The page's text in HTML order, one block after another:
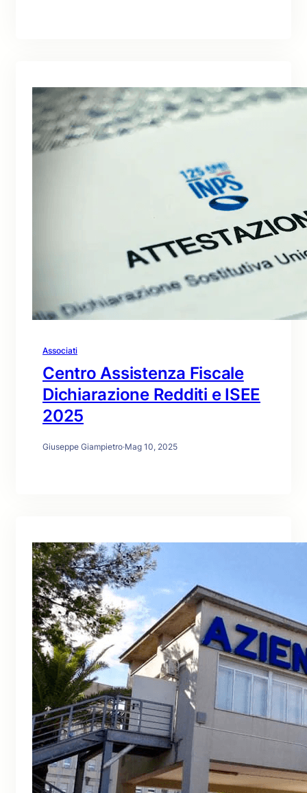
Associati
Centro Assistenza Fiscale
Dichiarazione Redditi e ISEE
2025
Giuseppe Giampietro·Mag 10, 2025